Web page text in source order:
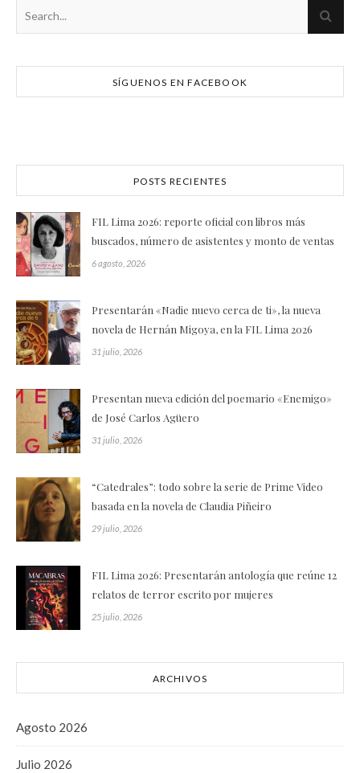
SÍGUENOS EN FACEBOOK
POSTS RECIENTES
FIL Lima 2026: reporte oficial con libros más
buscados, número de asistentes y monto de ventas
6 agosto, 2026
Presentarán «Nadie nuevo cerca de ti», la nueva
novela de Hernán Migoya, en la FIL Lima 2026
31 julio, 2026
Presentan nueva edición del poemario «Enemigo»
de José Carlos Agüero
31 julio, 2026
“Catedrales”: todo sobre la serie de Prime Video
basada en la novela de Claudia Piñeiro
29 julio, 2026
FIL Lima 2026: Presentarán antología que reúne 12
relatos de terror escrito por mujeres
25 julio, 2026
ARCHIVOS
Agosto 2026
Julio 2026